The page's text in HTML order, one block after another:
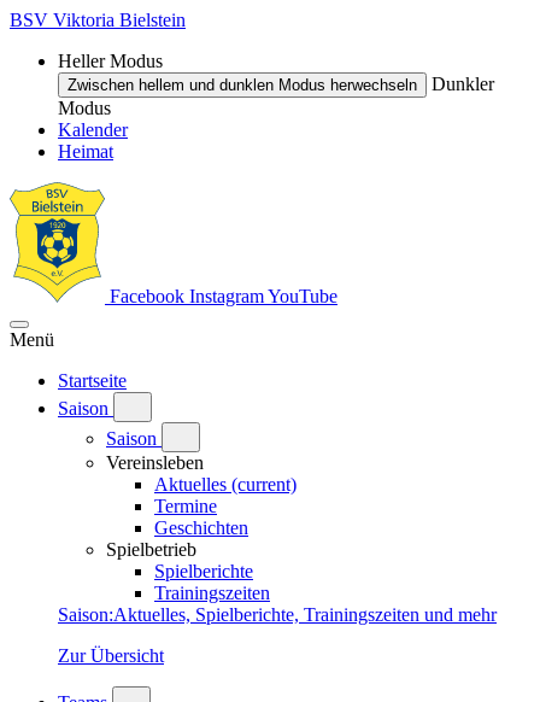
BSV Viktoria Bielstein
Heller Modus
Zwischen hellem und dunklen Modus herwechseln
Dunkler
Modus
Kalender
Heimat
Facebook InstagramYouTube
Menü
Startseite
Saison
Saison
Vereinsleben
Aktuelles (current)
Termine
Geschichten
Spielbetrieb
Spielberichte
Trainingszeiten
Saison:Aktuelles, Spielberichte, Trainingszeiten und mehr
Zur Übersicht